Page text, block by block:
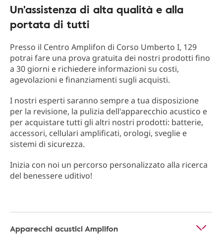
Un'assistenza di alta qualità e alla
portata di tutti
Presso il Centro Amplifon di Corso Umberto I, 129
potrai fare una prova gratuita dei nostri prodotti fino
a 30 giorni e richiedere informazioni su costi,
agevolazioni e finanziamenti sugli acquisti.
I nostri esperti saranno sempre a tua disposizione
per la revisione, la pulizia dell'apparecchio acustico e
per acquistare tutti gli altri nostri prodotti: batterie,
accessori, cellulari amplificati, orologi, sveglie e
sistemi di sicurezza.
Inizia con noi un percorso personalizzato alla ricerca
del benessere uditivo!
Apparecchi acustici Amplifon